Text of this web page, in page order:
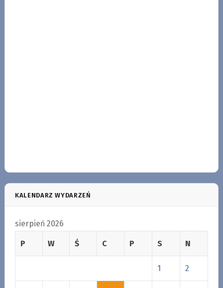
KALENDARZ WYDARZEŃ
sierpień 2026
P W Ś C P S N
1 2